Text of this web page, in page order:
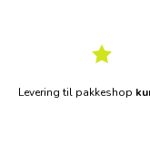
Levering til pakkeshop